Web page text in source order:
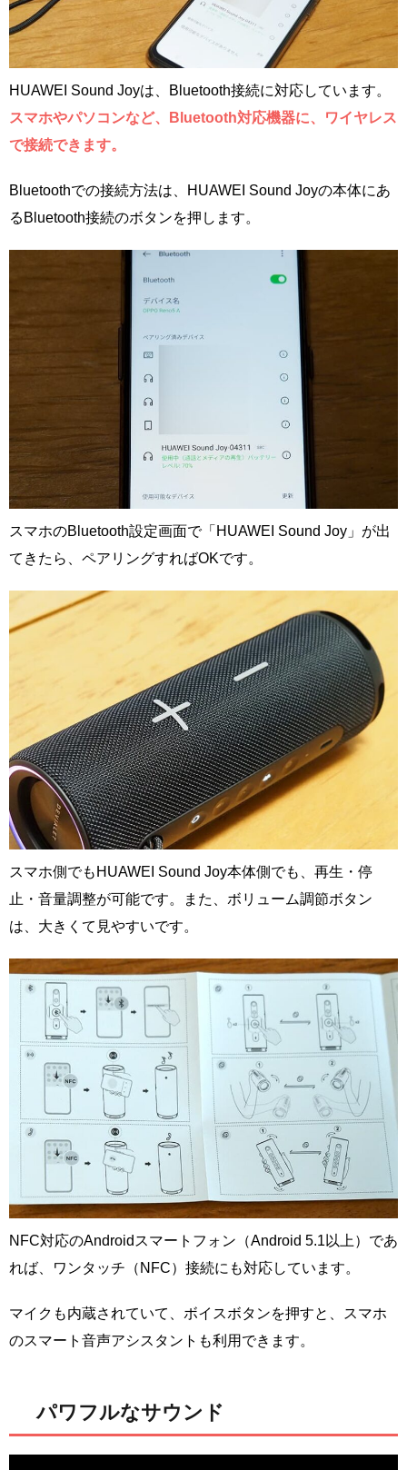
HUAWEI Sound Joyは、Bluetooth接続に対応しています。
スマホやパソコンなど、Bluetooth対応機器に、ワイヤレス
で接続できます。
Bluetoothでの接続方法は、HUAWEI Sound Joyの本体にあ
るBluetooth接続のボタンを押します。
スマホのBluetooth設定画面で「HUAWEI Sound Joy」が出
てきたら、ペアリングすればOKです。
スマホ側でもHUAWEI Sound Joy本体側でも、再生・停
止・音量調整が可能です。また、ボリューム調節ボタン
は、大きくて見やすいです。
NFC対応のAndroidスマートフォン（Android 5.1以上）であ
れば、ワンタッチ（NFC）接続にも対応しています。
マイクも内蔵されていて、ボイスボタンを押すと、スマホ
のスマート音声アシスタントも利用できます。
パワフルなサウンド